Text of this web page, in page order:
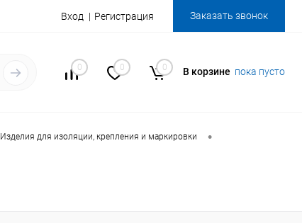
Вход Регистрация Заказать звонок
0 0 0 В корзине пока пусто
Изделия для изоляции, крепления и маркировки •